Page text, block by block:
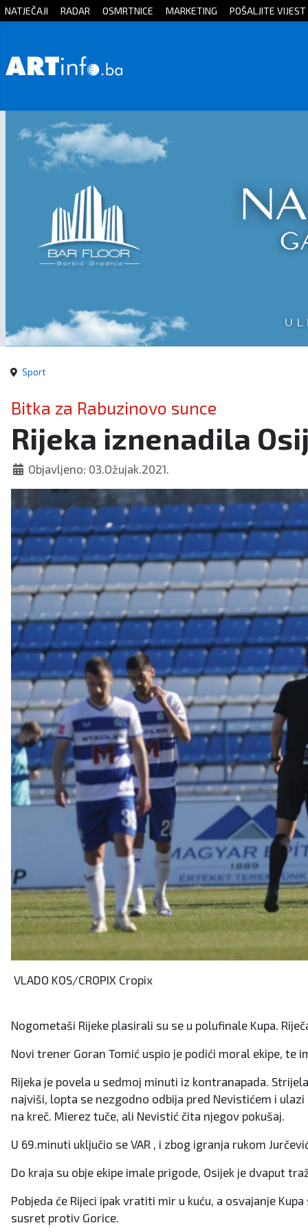
Početna
Sport
Kultura
Crna
kronika
Politika
NATJEČAJI RADAR OSMRTNICE MARKETING POŠALJITE VIJEST
Sport
Bitka za Rabuzinovo sunce
Rijeka iznenadila
Objavljeno: 03.Ožujak.2021.
VLADO KOS/CROPIX Cropix
Nogometaši Rijeke plasirali su se u polufinale Kupa.
Novi trener Goran Tomić uspio je podići moral ekipe,
Rijeka je povela u sedmoj minuti iz kontranapada.
najviši, lopta se nezgodno odbija pred Nevistićem i
na kreč. Mierez tuče, ali Nevistić čita njegov pokušaj.
U 69.minuti uključio se VAR , i zbog igranja rukom
Do kraja su obje ekipe imale prigode, Osijek je dvaput
Pobjeda će Rijeci ipak vratiti mir u kuću, a osvajanje
susret protiv Gorice.